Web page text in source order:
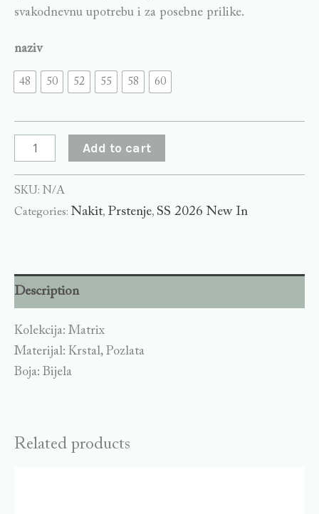
svakodnevnu upotrebu i za posebne prilike.
naziv
48 50 52 55 58 60
Add to cart
SKU: N/A
Categories: Nakit, Prstenje, SS 2026 New In
Description
Kolekcija: Matrix
Materijal: Krstal, Pozlata
Boja: Bijela
Related products